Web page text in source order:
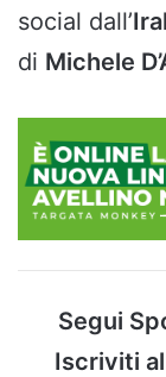
social dall’
di Michele
Segui
Iscriviti al